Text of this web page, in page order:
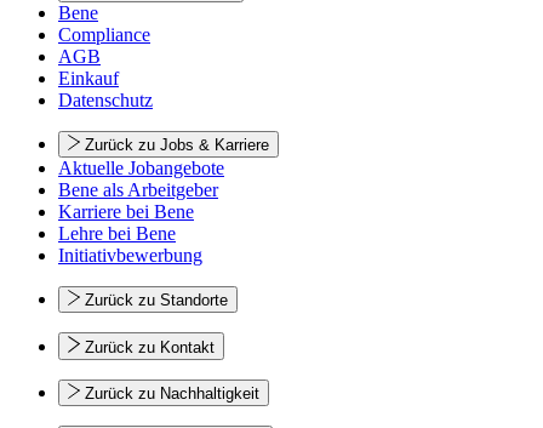
Bene
Compliance
AGB
Einkauf
Datenschutz
Zurück zu Jobs & Karriere
Aktuelle Jobangebote
Bene als Arbeitgeber
Karriere bei Bene
Lehre bei Bene
Initiativbewerbung
Zurück zu Standorte
Zurück zu Kontakt
Zurück zu Nachhaltigkeit